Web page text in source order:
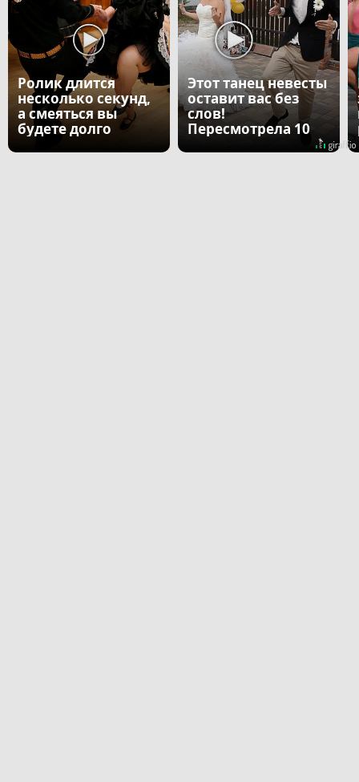
Ролик длится
несколько секунд,
а смеяться вы
будете долго
Этот танец невесты
оставит вас без
слов!
Пересмотрела 10